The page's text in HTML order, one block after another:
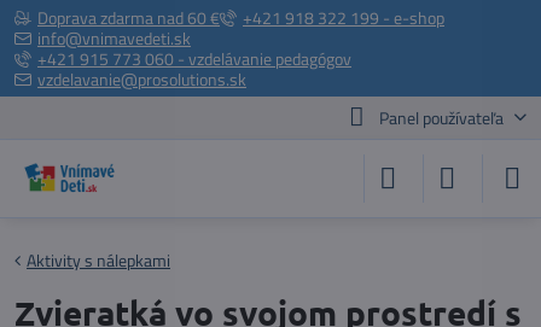
Doprava zdarma nad 60 €
+421 918 322 199 - e-shop
info@vnimavedeti.sk
+421 915 773 060 - vzdelávanie pedagógov
vzdelavanie@prosolutions.sk
Panel používateľa
Aktivity s nálepkami
Zvieratká vo svojom prostredí s